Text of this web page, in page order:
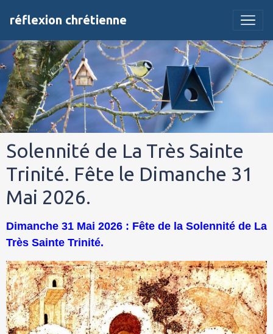
réflexion chrétienne
Solennité de La Très Sainte
Trinité. Fête le Dimanche 31
Mai 2026.
Dimanche 31 Mai 2026 : Fête de la Solennité de La
Très Sainte Trinité.